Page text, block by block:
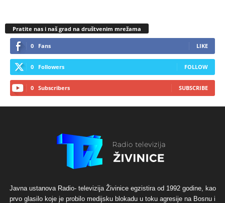
Pratite nas i naš grad na društvenim mrežama
0 Fans LIKE
0 Followers FOLLOW
0 Subscribers SUBSCRIBE
Javna ustanova Radio- televizija Živinice egzistira od 1992 godine, kao
prvo glasilo koje je probilo medijsku blokadu u toku agresije na Bosnu i